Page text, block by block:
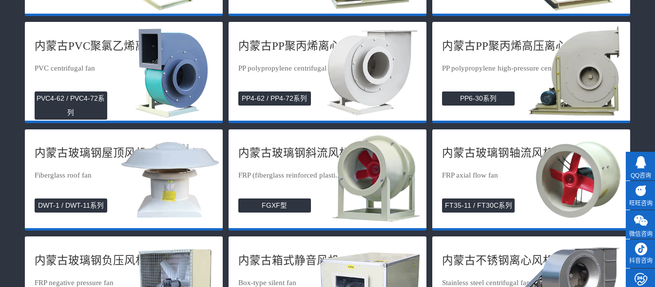
内蒙古PVC聚氯乙烯离心风机
PVC centrifugal fan
PVC4-62 / PVC4-72系
列
内蒙古PP聚丙烯离心风机
PP polypropylene centrifugal fan
PP4-62 / PP4-72系列
内蒙古PP聚丙烯高压离心风机
PP polypropylene high-pressure cen...
PP6-30系列
内蒙古玻璃钢屋顶风机
Fiberglass roof fan
DWT-1 / DWT-11系列
内蒙古玻璃钢斜流风机
FRP (fiberglass reinforced plasti...
FGXF型
内蒙古玻璃钢轴流风机
FRP axial flow fan
FT35-11 / FT30C系列
内蒙古玻璃钢负压风机
FRP negative pressure fan
内蒙古箱式静音风机
Box-type silent fan
内蒙古不锈钢离心风机
Stainless steel centrifugal fan
QQ咨询
旺旺咨询
微信咨询
抖音咨询